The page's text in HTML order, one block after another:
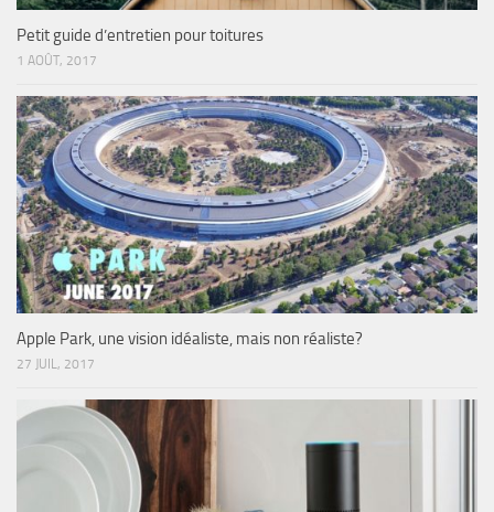
Petit guide d’entretien pour toitures
1 AOÛT, 2017
Apple Park, une vision idéaliste, mais non réaliste?
27 JUIL, 2017